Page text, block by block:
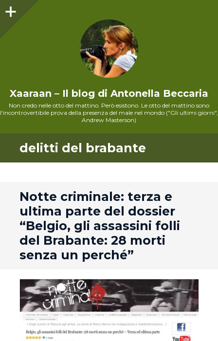
Xaaraan – Il blog di Antonella Beccaria
Non credo nelle otto del mattino. Però esistono. Le otto del mattino sono
l'incontrovertibile prova della presenza del male nel mondo ("Gli ultimi giorni",
Andrew Masterson)
delitti del brabante
Notte criminale: terza e
ultima parte del dossier
“Belgio, gli assassini folli
del Brabante: 28 morti
senza un perché”